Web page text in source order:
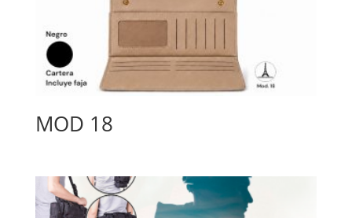
MOD 18